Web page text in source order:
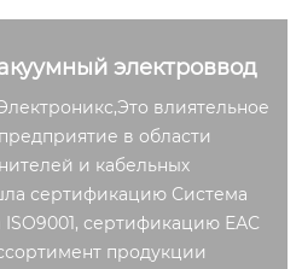
электроввод
влиятельное
в области
и кабельных
сертификацию Система
сертификацию ЕАС
продукции